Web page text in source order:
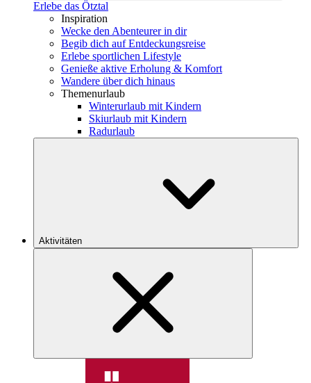
Erlebe das Ötztal
Inspiration
Wecke den Abenteurer in dir
Begib dich auf Entdeckungsreise
Erlebe sportlichen Lifestyle
Genieße aktive Erholung & Komfort
Wandere über dich hinaus
Themenurlaub
Winterurlaub mit Kindern
Skiurlaub mit Kindern
Radurlaub
Aktivitäten